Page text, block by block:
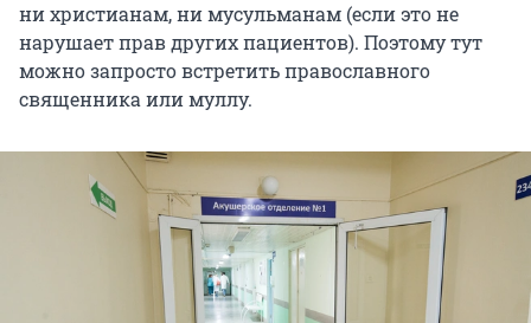
ни христианам, ни мусульманам (если это не
нарушает прав других пациентов). Поэтому тут
можно запросто встретить православного
священника или муллу.